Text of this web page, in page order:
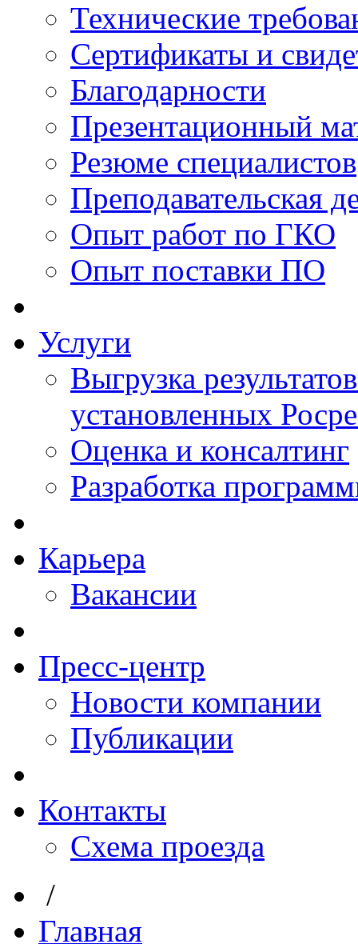
Технические
Сертификаты и
Благодарности
Презентационный
Резюме специалистов
Преподавательская
Опыт работ по ГКО
Опыт поставки ПО
Услуги
Выгрузка
установленных
Оценка и консалтинг
Разработка
Карьера
Вакансии
Пресс-центр
Новости компании
Публикации
Контакты
Схема проезда
/
Главная